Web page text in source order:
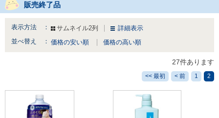
販売終了品
表示方法 ： サムネイル2列
詳細表示
並べ替え ： 価格の安い順 価格の高い順
27件あります
<< 最初 < 前 1 2